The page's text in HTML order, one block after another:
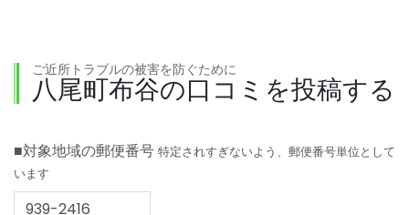
ご近所トラブルの被害を防ぐために
八尾町布谷の口コミを投稿する
■対象地域の郵便番号 特定されすぎないよう、郵便番号単位として
います